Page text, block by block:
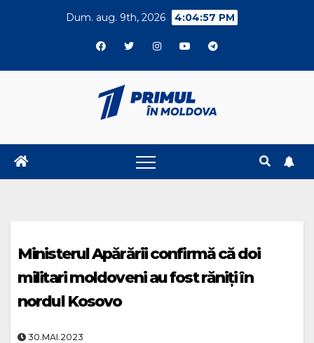
Dum. aug. 9th, 2026 4:04:57 PM
Ministerul Apărării confirmă că doi
militari moldoveni au fost răniți în
nordul Kosovo
30.MAI.2023